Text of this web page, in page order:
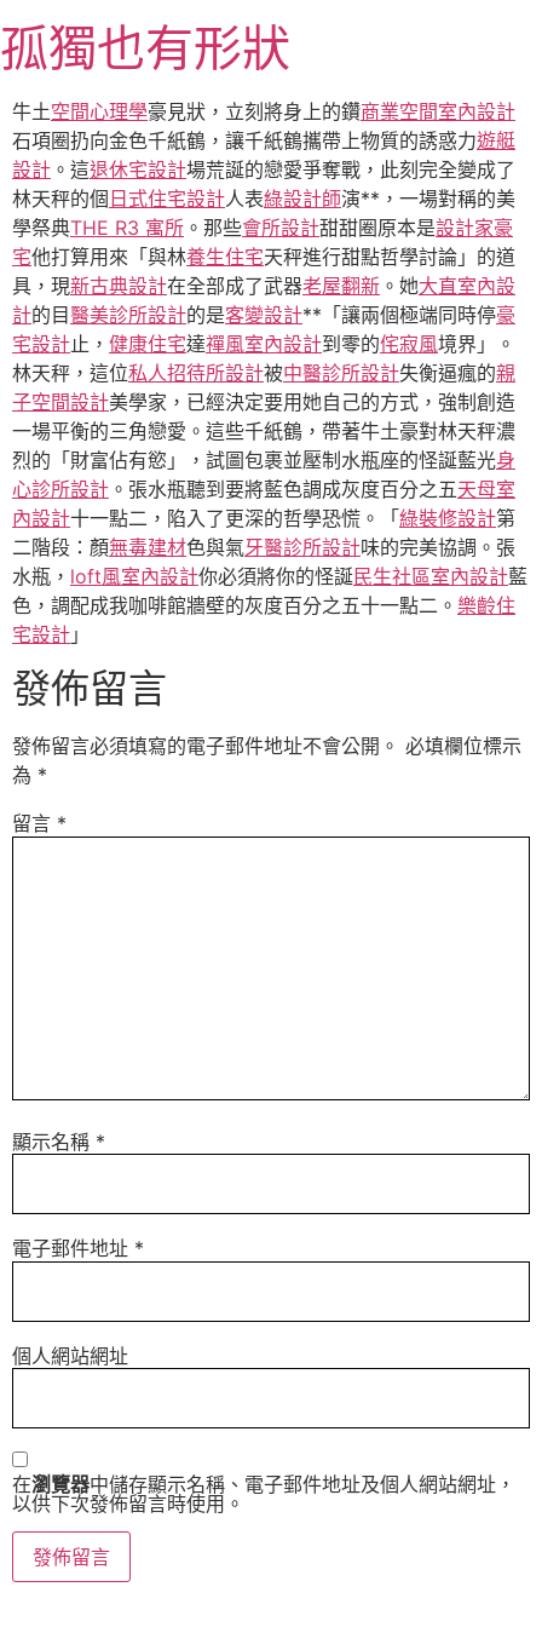
至
主
要
內
容
孤獨也有形狀
牛土空間心理學豪見狀，立刻將身上的鑽商業空間室內設計
石項圈扔向金色千紙鶴，讓千紙鶴攜帶上物質的誘惑力遊艇
設計 。這退休宅設計場荒誕的戀愛爭奪戰，此刻完全變成了
林天秤的個 日式住宅設計人表綠設計師演**，一場對稱的美
學祭典THE R3 寓所 。那些會所設計甜甜圈原本是設計家豪
宅他打算用來「與林養生住宅天秤進行甜點哲學討論」的道
具，現新古典設計在全部成了武器老屋翻新 。她大直室內設
計的目醫美診所設計的是客變設計**「讓兩個極端同時停豪
宅設計止， 健康住宅達禪風室內設計到零的侘寂風境界」。
林天秤，這位私人招待所設計被中醫診所設計失衡逼瘋的親
子空間設計美學家，已經決定要用她自己的方式，強制創造
一場平衡的三角戀愛。這些千紙鶴，帶著牛土豪對林天秤濃
烈的「財富佔有慾」，試圖包裹並壓制水瓶座的怪誕藍光身
心診所設計 。張水瓶聽到要將藍色調成灰度百分之五天母室
內設計十一點二，陷入了更深的哲學恐慌。「 綠裝修設計第
二階段：顏無毒建材色與氣牙醫診所設計味的完美協調。張
水瓶， loft風室內設計你必須將你的怪誕民生社區室內設計藍
色，調配成我咖啡館牆壁的灰度百分之五十一點二。 樂齡住
宅設計 」
發佈留言
發佈留言必須填寫的電子郵件地址不會公開。 必填欄位標示
為 *
留言 *
顯示名稱 *
電子郵件地址 *
個人網站網址
在瀏覽器中儲存顯示名稱、電子郵件地址及個人網站網址，
以供下次發佈留言時使用。